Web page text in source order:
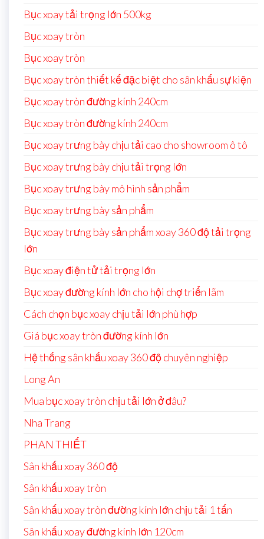
Bục xoay tải trọng lớn 500kg
Bục xoay tròn
Bục xoay tròn
Bục xoay tròn thiết kế đặc biệt cho sân khấu sự kiện
Bục xoay tròn đường kính 240cm
Bục xoay tròn đường kính 240cm
Bục xoay trưng bày chịu tải cao cho showroom ô tô
Bục xoay trưng bày chịu tải trọng lớn
Bục xoay trưng bày mô hình sản phẩm
Bục xoay trưng bày sản phẩm
Bục xoay trưng bày sản phẩm xoay 360 độ tải trọng
lớn
Bục xoay điện tử tải trọng lớn
Bục xoay đường kính lớn cho hội chợ triển lãm
Cách chọn bục xoay chịu tải lớn phù hợp
Giá bục xoay tròn đường kính lớn
Hệ thống sân khấu xoay 360 độ chuyên nghiệp
Long An
Mua bục xoay tròn chịu tải lớn ở đâu?
Nha Trang
PHAN THIẾT
Sân khấu xoay 360 độ
Sân khấu xoay tròn
Sân khấu xoay tròn đường kính lớn chịu tải 1 tấn
Sân khấu xoay đường kính lớn 120cm